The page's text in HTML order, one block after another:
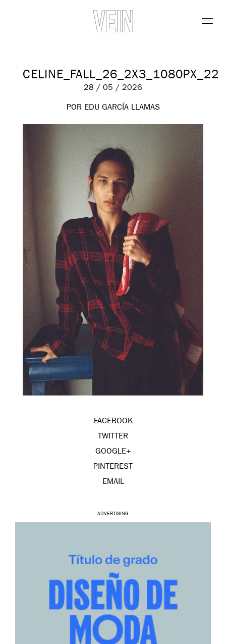
CELINE_FALL_26_2X3_1080PX_22
28 / 05 / 2026
POR EDU GARCÍA LLAMAS
FACEBOOK
TWITTER
GOOGLE+
PINTEREST
EMAIL
ADVERTISING